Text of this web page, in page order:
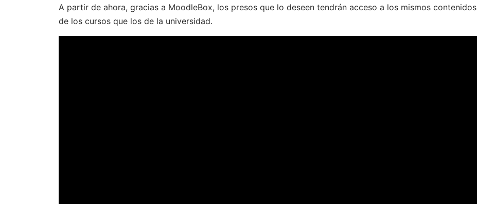
A partir de ahora, gracias a MoodleBox, los presos que lo deseen tendrán acceso a los mismos contenidos
de los cursos que los de la universidad.